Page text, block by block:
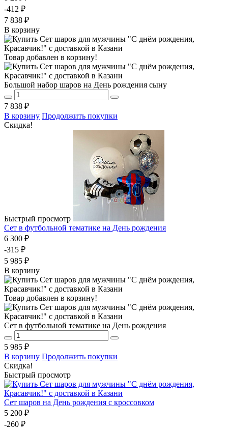
-412 ₽
7 838 ₽
В корзину
Товар добавлен в корзину!
Большой набор шаров на День рождения сыну
7 838 ₽
В корзину Продолжить покупки
Скидка!
Быстрый просмотр
Сет в футбольной тематике на День рождения
6 300 ₽
-315 ₽
5 985 ₽
В корзину
Товар добавлен в корзину!
Сет в футбольной тематике на День рождения
5 985 ₽
В корзину Продолжить покупки
Скидка!
Быстрый просмотр
Сет шаров на День рождения с кроссовком
5 200 ₽
-260 ₽